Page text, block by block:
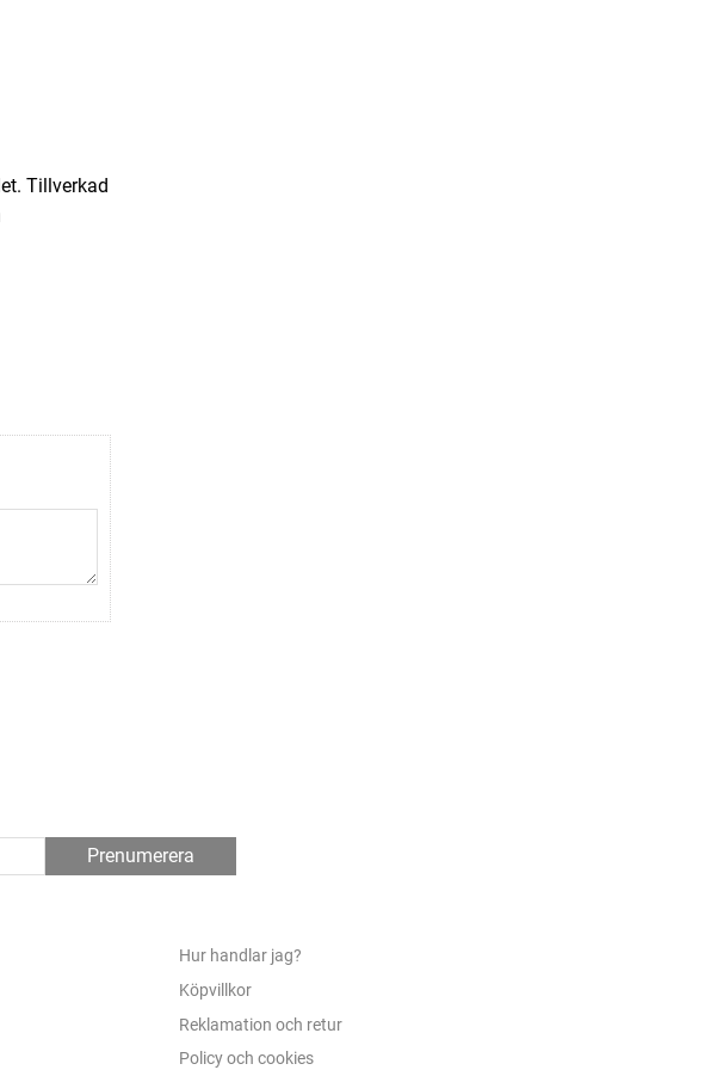
Tillverkad
Prenumerera
Hur handlar jag?
Köpvillkor
Reklamation och retur
Policy och cookies